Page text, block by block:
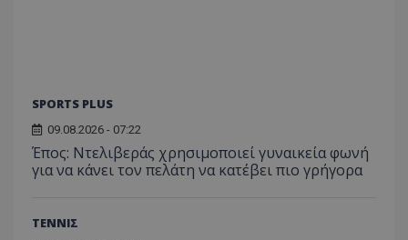
SPORTS PLUS
09.08.2026 - 07:22
Έπος: Ντελιβεράς χρησιμοποιεί γυναικεία φωνή
για να κάνει τον πελάτη να κατέβει πιο γρήγορα
ΤΕΝΝΙΣ